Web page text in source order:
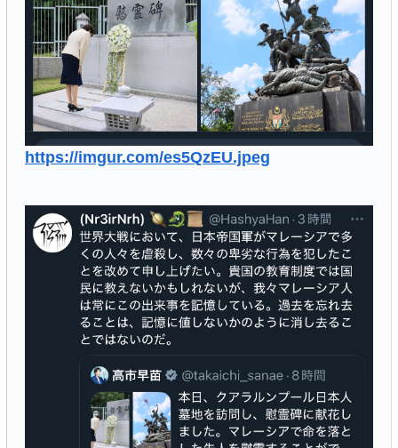
https://imgur.com/es5QzEU.jpeg